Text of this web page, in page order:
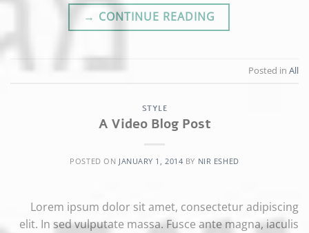
CONTINUE READING
→
Posted in All
STYLE
A Video Blog Post
POSTED ON JANUARY 1, 2014 BY NIR ESHED
Lorem ipsum dolor sit amet, consectetur adipiscing
elit. In sed vulputate massa. Fusce ante magna, iaculis